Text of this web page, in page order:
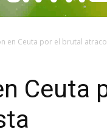
en Ceuta por el brutal
Ceuta